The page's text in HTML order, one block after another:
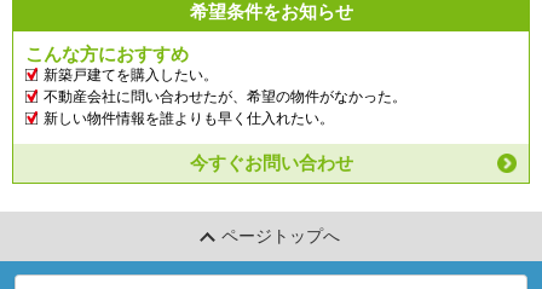
希望条件をお知らせ
こんな方におすすめ
新築戸建てを購入したい。
不動産会社に問い合わせたが、希望の物件がなかった。
新しい物件情報を誰よりも早く仕入れたい。
今すぐお問い合わせ
ページトップへ